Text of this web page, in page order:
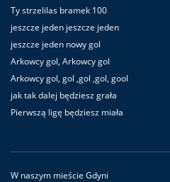
Ty strzelilas bramek 100
jeszcze jeden jeszcze jeden
jeszcze jeden nowy gol
Arkowcy gol, Arkowcy gol
Arkowcy gol, gol ,gol ,gol, gool
jak tak dalej będziesz grała
Pierwszą ligę będziesz miała
W naszym mieście Gdyni